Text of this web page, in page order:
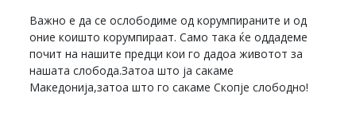
Важно е да се ослободиме од корумпираните и од
оние коишто корумпираат. Само така ќе оддадеме
почит на нашите предци кои го дадоа животот за
нашата слобода.Затоа што ја сакаме
Македонија,затоа што го сакаме Скопје слободно!